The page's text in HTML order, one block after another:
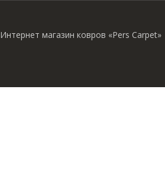
Интернет магазин ковров «Pers Carpet»